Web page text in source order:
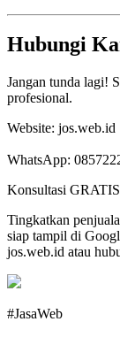
Hubungi
Jangan tunda lagi!
profesional.
Website: jos.web.id
WhatsApp:
Konsultasi
Tingkatkan
siap tampil di
jos.web.id atau
#JasaWeb